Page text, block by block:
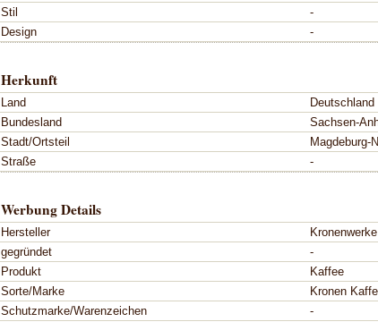
Stil
-
Design
-
Herkunft
Land
Deutschland
Bundesland
Sachsen-
Stadt/Ortsteil
Magdeburg-
Straße
-
Werbung Details
Hersteller
gegründet
-
Produkt
Kaffee
Sorte/Marke
Kronen
Schutzmarke/Warenzeichen
-